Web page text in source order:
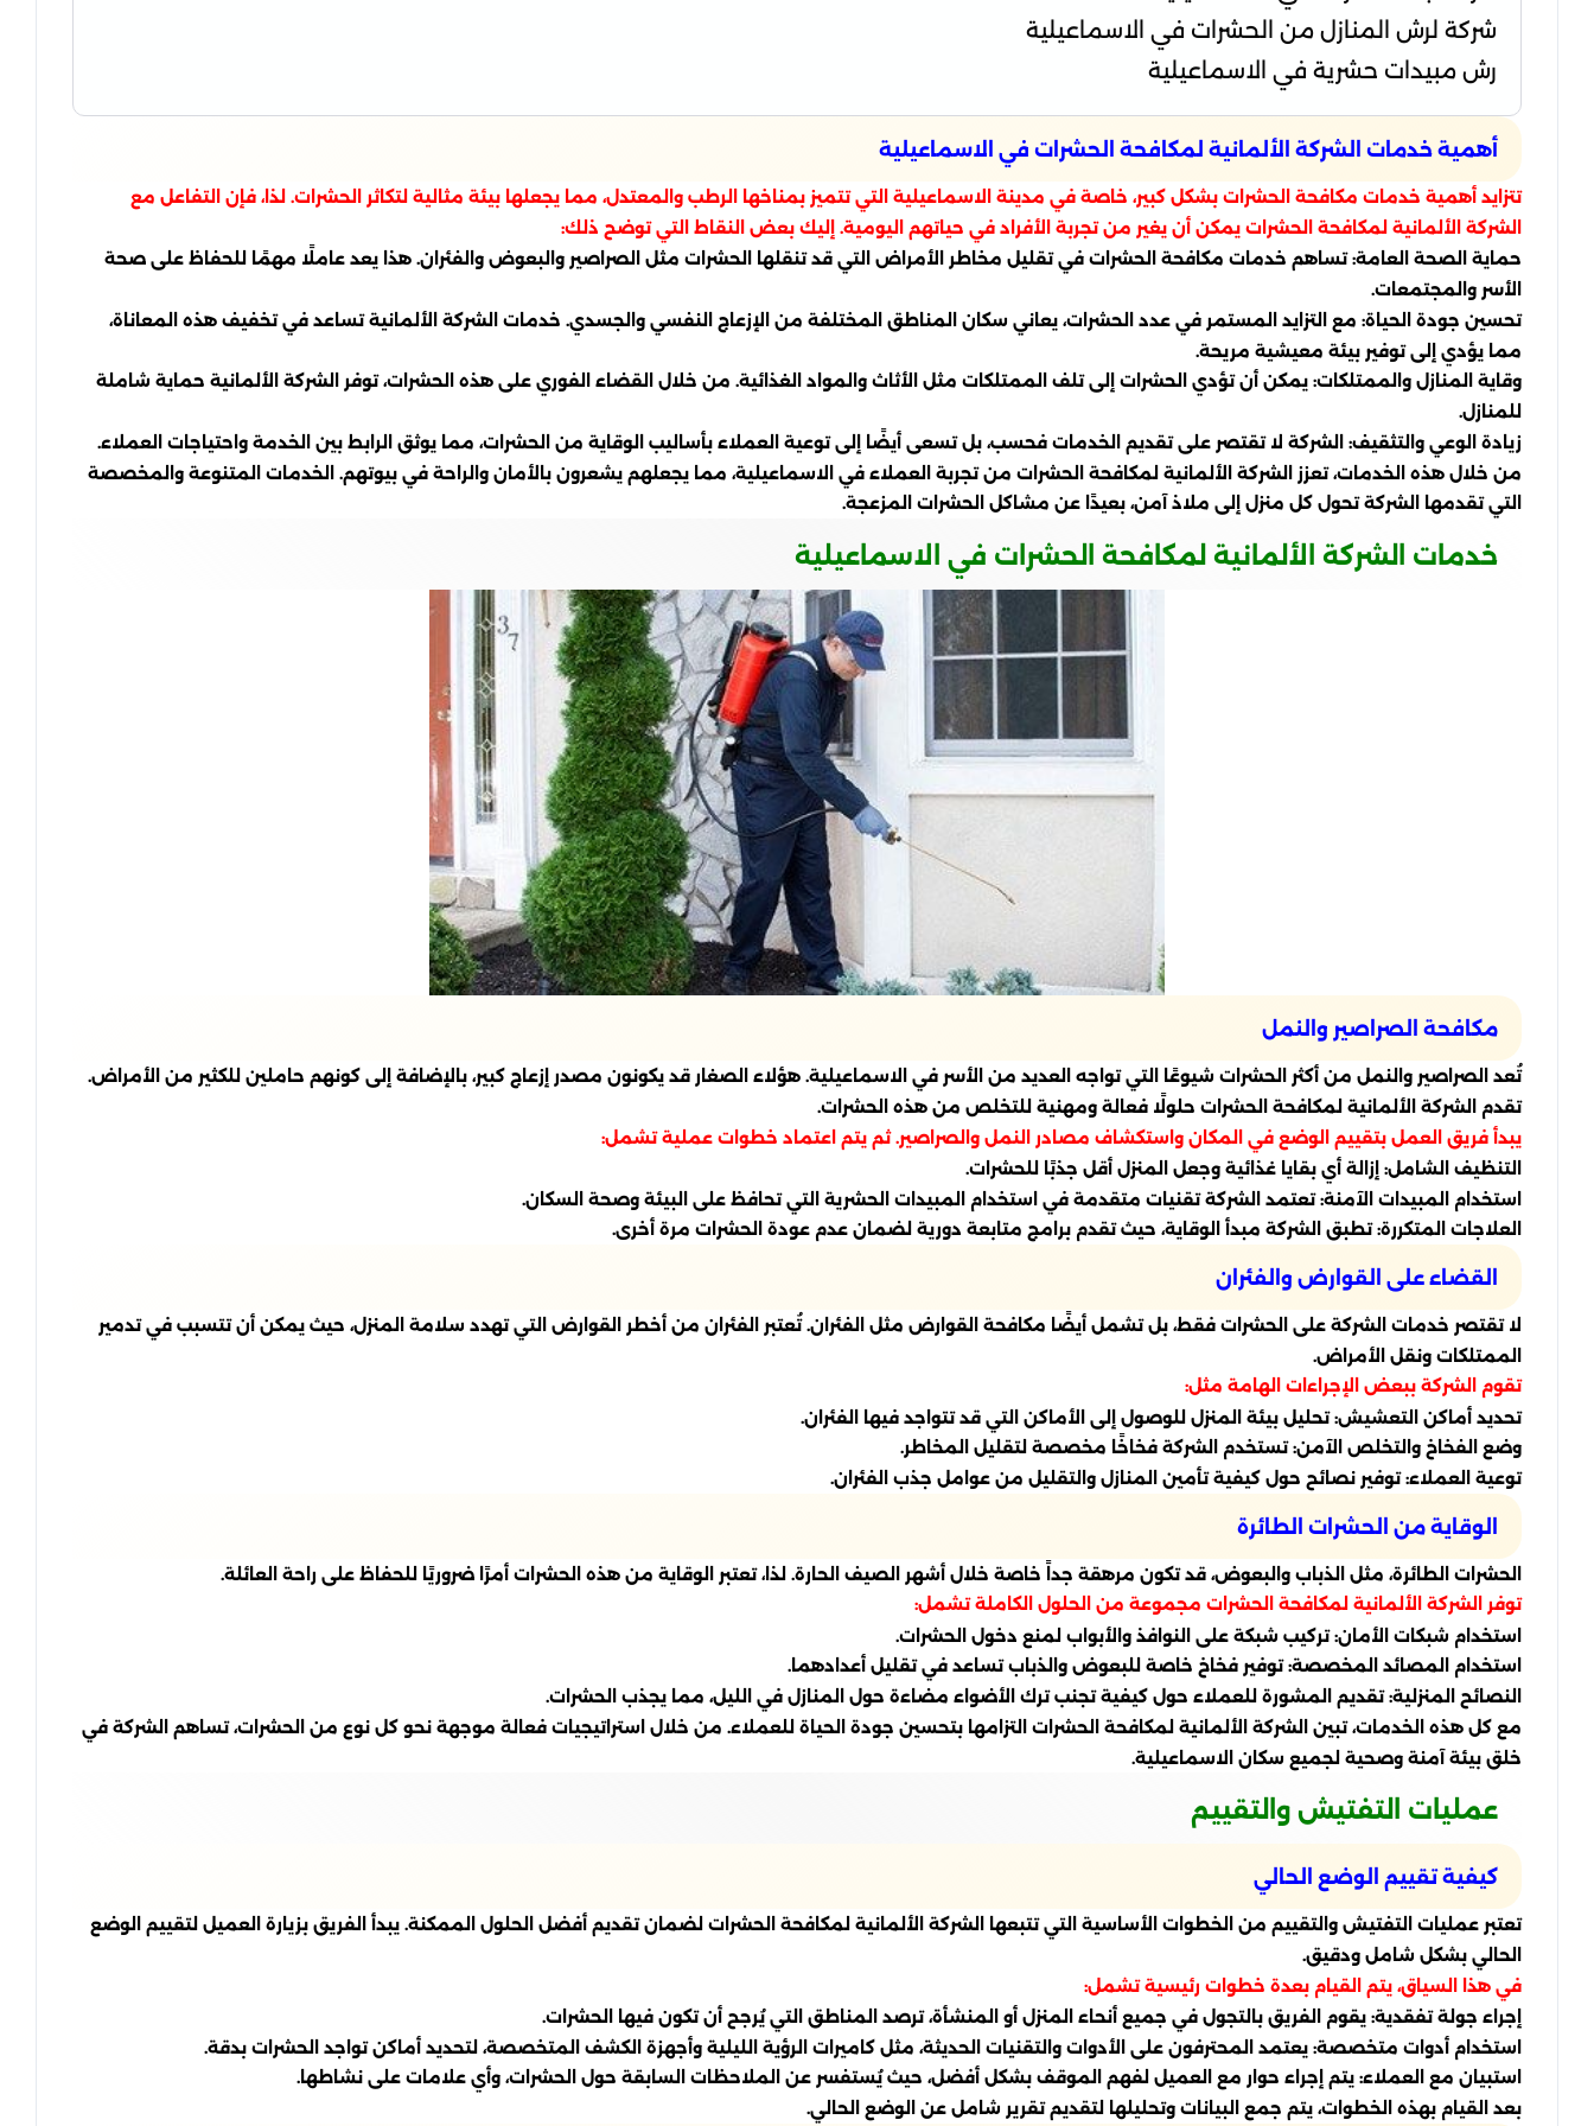
شركة لرش المنازل من الحشرات في الاسماعيلية
رش مبيدات حشرية في الاسماعيلية
أهمية خدمات الشركة الألمانية لمكافحة الحشرات في الاسماعيلية
تتزايد أهمية خدمات مكافحة الحشرات بشكل كبير، خاصة في مدينة الاسماعيلية التي تتميز بمناخها الرطب والمعتدل، مما يجعلها بيئة مثالية لتكاثر الحشرات. لذا، فإن التفاعل مع
الشركة الألمانية لمكافحة الحشرات يمكن أن يغير من تجربة الأفراد في حياتهم اليومية. إليك بعض النقاط التي توضح ذلك:
حماية الصحة العامة: تساهم خدمات مكافحة الحشرات في تقليل مخاطر الأمراض التي قد تنقلها الحشرات مثل الصراصير والبعوض والفئران. هذا يعد عاملًا مهمًا للحفاظ على صحة
الأسر والمجتمعات.
تحسين جودة الحياة: مع التزايد المستمر في عدد الحشرات، يعاني سكان المناطق المختلفة من الإزعاج النفسي والجسدي. خدمات الشركة الألمانية تساعد في تخفيف هذه المعاناة،
مما يؤدي إلى توفير بيئة معيشية مريحة.
وقاية المنازل والممتلكات: يمكن أن تؤدي الحشرات إلى تلف الممتلكات مثل الأثاث والمواد الغذائية. من خلال القضاء الفوري على هذه الحشرات، توفر الشركة الألمانية حماية شاملة
للمنازل.
زيادة الوعي والتثقيف: الشركة لا تقتصر على تقديم الخدمات فحسب، بل تسعى أيضًا إلى توعية العملاء بأساليب الوقاية من الحشرات، مما يوثق الرابط بين الخدمة واحتياجات العملاء.
من خلال هذه الخدمات، تعزز الشركة الألمانية لمكافحة الحشرات من تجربة العملاء في الاسماعيلية، مما يجعلهم يشعرون بالأمان والراحة في بيوتهم. الخدمات المتنوعة والمخصصة
التي تقدمها الشركة تحول كل منزل إلى ملاذ آمن، بعيدًا عن مشاكل الحشرات المزعجة.
خدمات الشركة الألمانية لمكافحة الحشرات في الاسماعيلية
مكافحة الصراصير والنمل
تُعد الصراصير والنمل من أكثر الحشرات شيوعًا التي تواجه العديد من الأسر في الاسماعيلية. هؤلاء الصغار قد يكونون مصدر إزعاج كبير، بالإضافة إلى كونهم حاملين للكثير من الأمراض.
تقدم الشركة الألمانية لمكافحة الحشرات حلولًا فعالة ومهنية للتخلص من هذه الحشرات.
يبدأ فريق العمل بتقييم الوضع في المكان واستكشاف مصادر النمل والصراصير. ثم يتم اعتماد خطوات عملية تشمل:
التنظيف الشامل: إزالة أي بقايا غذائية وجعل المنزل أقل جذبًا للحشرات.
استخدام المبيدات الآمنة: تعتمد الشركة تقنيات متقدمة في استخدام المبيدات الحشرية التي تحافظ على البيئة وصحة السكان.
العلاجات المتكررة: تطبق الشركة مبدأ الوقاية، حيث تقدم برامج متابعة دورية لضمان عدم عودة الحشرات مرة أخرى.
القضاء على القوارض والفئران
لا تقتصر خدمات الشركة على الحشرات فقط، بل تشمل أيضًا مكافحة القوارض مثل الفئران. تُعتبر الفئران من أخطر القوارض التي تهدد سلامة المنزل، حيث يمكن أن تتسبب في تدمير
الممتلكات ونقل الأمراض.
تقوم الشركة ببعض الإجراءات الهامة مثل:
تحديد أماكن التعشيش: تحليل بيئة المنزل للوصول إلى الأماكن التي قد تتواجد فيها الفئران.
وضع الفخاخ والتخلص الآمن: تستخدم الشركة فخاخًا مخصصة لتقليل المخاطر.
توعية العملاء: توفير نصائح حول كيفية تأمين المنازل والتقليل من عوامل جذب الفئران.
الوقاية من الحشرات الطائرة
الحشرات الطائرة، مثل الذباب والبعوض، قد تكون مرهقة جداً خاصة خلال أشهر الصيف الحارة. لذا، تعتبر الوقاية من هذه الحشرات أمرًا ضروريًا للحفاظ على راحة العائلة.
توفر الشركة الألمانية لمكافحة الحشرات مجموعة من الحلول الكاملة تشمل:
استخدام شبكات الأمان: تركيب شبكة على النوافذ والأبواب لمنع دخول الحشرات.
استخدام المصائد المخصصة: توفير فخاخ خاصة للبعوض والذباب تساعد في تقليل أعدادهما.
النصائح المنزلية: تقديم المشورة للعملاء حول كيفية تجنب ترك الأضواء مضاءة حول المنازل في الليل، مما يجذب الحشرات.
مع كل هذه الخدمات، تبين الشركة الألمانية لمكافحة الحشرات التزامها بتحسين جودة الحياة للعملاء. من خلال استراتيجيات فعالة موجهة نحو كل نوع من الحشرات، تساهم الشركة في
خلق بيئة آمنة وصحية لجميع سكان الاسماعيلية.
عمليات التفتيش والتقييم
كيفية تقييم الوضع الحالي
تعتبر عمليات التفتيش والتقييم من الخطوات الأساسية التي تتبعها الشركة الألمانية لمكافحة الحشرات لضمان تقديم أفضل الحلول الممكنة. يبدأ الفريق بزيارة العميل لتقييم الوضع
الحالي بشكل شامل ودقيق.
في هذا السياق، يتم القيام بعدة خطوات رئيسية تشمل:
إجراء جولة تفقدية: يقوم الفريق بالتجول في جميع أنحاء المنزل أو المنشأة، ترصد المناطق التي يُرجح أن تكون فيها الحشرات.
استخدام أدوات متخصصة: يعتمد المحترفون على الأدوات والتقنيات الحديثة، مثل كاميرات الرؤية الليلية وأجهزة الكشف المتخصصة، لتحديد أماكن تواجد الحشرات بدقة.
استبيان مع العملاء: يتم إجراء حوار مع العميل لفهم الموقف بشكل أفضل، حيث يُستفسر عن الملاحظات السابقة حول الحشرات، وأي علامات على نشاطها.
بعد القيام بهذه الخطوات، يتم جمع البيانات وتحليلها لتقديم تقرير شامل عن الوضع الحالي.